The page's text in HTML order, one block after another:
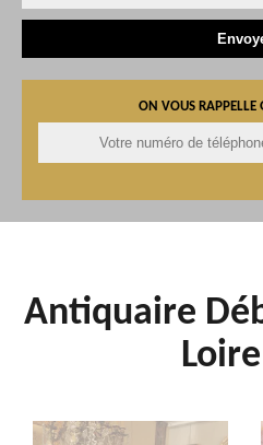
ON VOUS RAPPELLE
Antiquaire